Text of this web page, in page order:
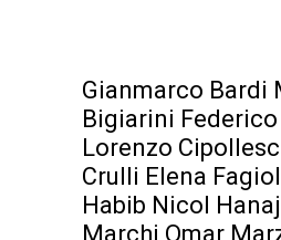
Gianmarco Bardi
Bigiarini
Lorenzo
Crulli Elena
Habib Nicol
Marchi Omar